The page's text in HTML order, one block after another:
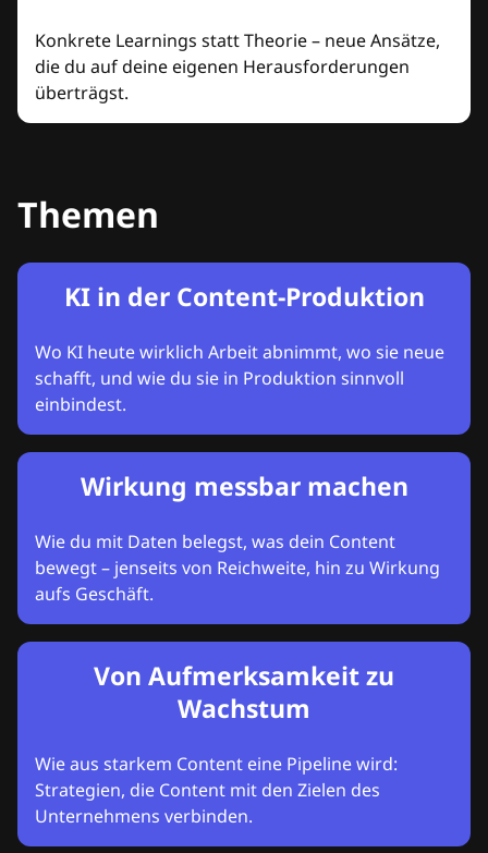
Konkrete Learnings statt Theorie – neue Ansätze,
die du auf deine eigenen Herausforderungen
überträgst.
Themen
KI in der Content-Produktion
Wo KI heute wirklich Arbeit abnimmt, wo sie neue
schafft, und wie du sie in Produktion sinnvoll
einbindest.
Wirkung messbar machen
Wie du mit Daten belegst, was dein Content
bewegt – jenseits von Reichweite, hin zu Wirkung
aufs Geschäft.
Von Aufmerksamkeit zu
Wachstum
Wie aus starkem Content eine Pipeline wird:
Strategien, die Content mit den Zielen des
Unternehmens verbinden.